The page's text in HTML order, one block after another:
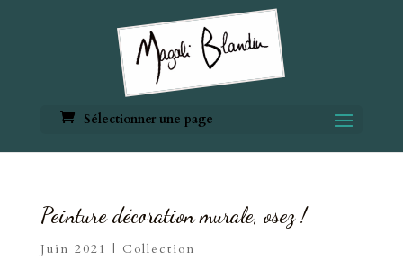
Sélectionner une page
Peinture décoration murale, osez !
Juin 2021 | Collection